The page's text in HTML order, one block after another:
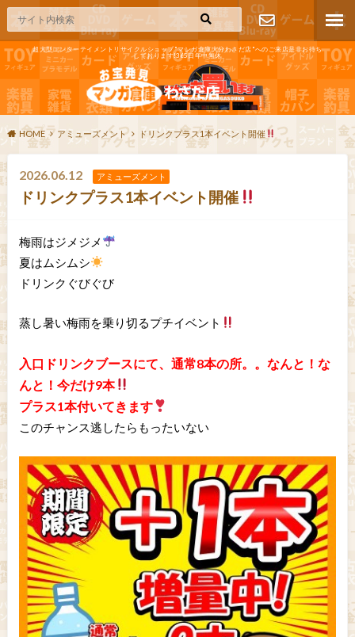
超大型エンターテイメントリサイクルショップ"マンガ倉庫大分わさだ店"へのご来店是非お待ち
しております!365日年中無休
お問い合わ
せ
HOME アミューズメント ドリンクプラス1本イベント開催
2026.06.12 アミューズメント
ドリンクプラス1本イベント開催
梅雨はジメジメ
夏はムシムシ
ドリンクぐびぐび
蒸し暑い梅雨を乗り切るプチイベント
入口ドリンクブースにて、通常8本の所。。なんと！な
んと！今だけ9本
プラス1本付いてきます
このチャンス逃したらもったいない